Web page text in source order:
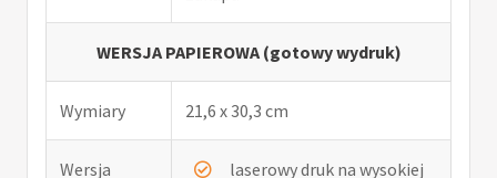
WERSJA PAPIEROWA (gotowy wydruk)
Wymiary 21,6 x 30,3 cm
Wersja laserowy druk na wysokiej